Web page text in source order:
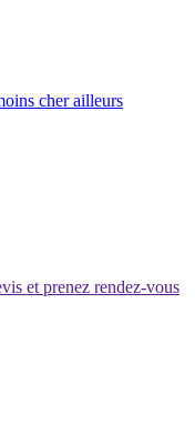
cher ailleurs
et prenez rendez-vous